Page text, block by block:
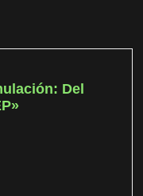
Del